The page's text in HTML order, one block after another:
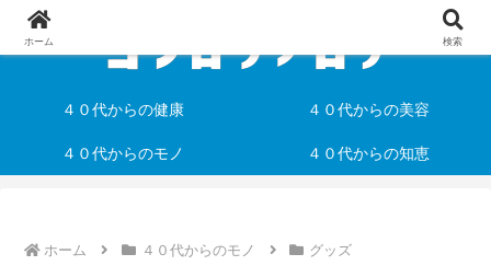
４０代からの健康 ４０代からの美容
４０代からのモノ ４０代からの知恵
ホーム ４０代からのモノ グッズ
ホーム 検索